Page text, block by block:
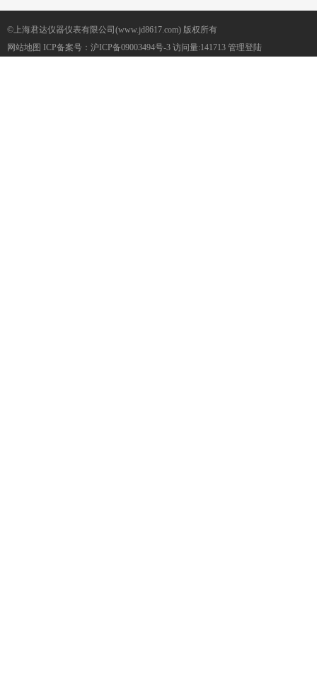
©上海君达仪器仪表有限公司(www.jd8617.com) 版权所有
网站地图 ICP备案号： 沪ICP备09003494号-3 访问量:141713 管理登陆